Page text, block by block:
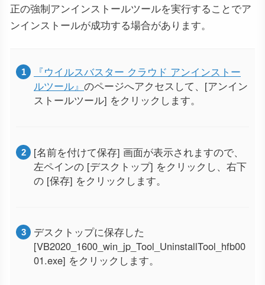
正の強制アンインストールツールを実行することでア
ンインストールが成功する場合があります。
『ウイルスバスター クラウド アンインストー
ルツール』 のページへアクセスして、[アンイン
ストールツール] をクリックします。
[名前を付けて保存] 画面が表示されますので、
左ペインの [デスクトップ] をクリックし、右下
の [保存] をクリックします。
デスクトップに保存した
[VB2020_1600_win_jp_Tool_UninstallTool_hfb00
01.exe] をクリックします。